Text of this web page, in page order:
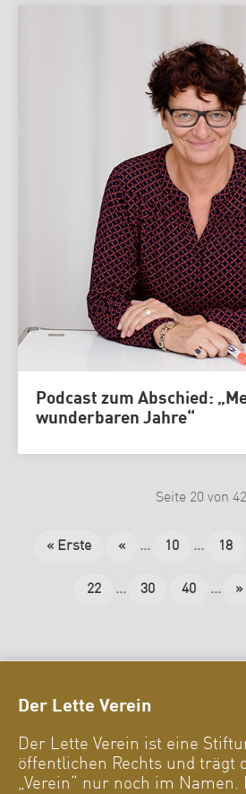
Podcast zum Abschied:
wunderbaren Jahre“
Seite 20 von 42
« Erste « ... 10 ... 18
22 ... 30 40 ... »
Der Lette Verein
Der Lette Verein ist eine
öffentlichen Rechts und trägt
„Verein“ nur noch im